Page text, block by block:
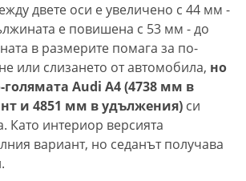
двете оси е увеличено с 44 мм -
е повишена с 53 мм - до
в размерите помага за по-
или слизането от автомобила, но
голямата Audi А4 (4738 мм в
и 4851 мм в удължения) си
Като интериор версията
вариант, но седанът получава